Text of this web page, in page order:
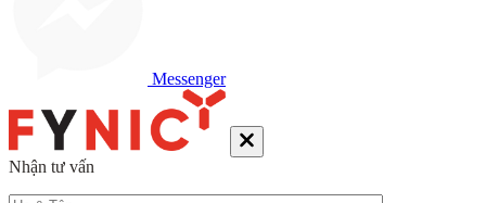
Messenger
Nhận tư vấn